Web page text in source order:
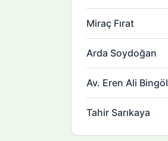
Miraç Fırat
Arda Soydoğan
Av. Eren Ali Bingöl
Tahir Sarıkaya